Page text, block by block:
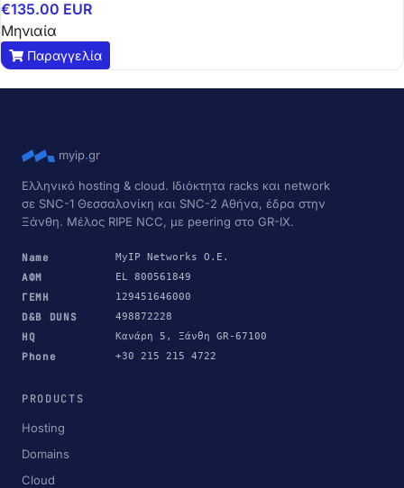
€135.00 EUR
Μηνιαία
Παραγγελία
myip.gr
Ελληνικό hosting & cloud. Ιδιόκτητα racks και network
σε SNC-1 Θεσσαλονίκη και SNC-2 Αθήνα, έδρα στην
Ξάνθη. Μέλος RIPE NCC, με peering στο GR-IX.
Name MyIP Networks Ο.Ε.
ΑΦΜ EL 800561849
ΓΕΜΗ 129451646000
D&B DUNS 498872228
HQ Κανάρη 5, Ξάνθη GR-67100
Phone +30 215 215 4722
PRODUCTS
Hosting
Domains
Cloud